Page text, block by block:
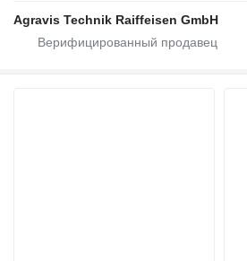
Agravis Technik Raiffeisen GmbH